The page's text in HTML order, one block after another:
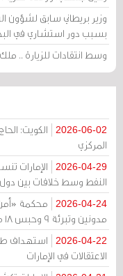
وزير بريطاني سابق
بسبب دور استشاري في
وسط انتقادات للزيارة ..
2026-06-02
الكويت:
المركزي
2026-04-29
الإمارات
النفط وسط خلافات بين دول
2026-04-24
مدونين وتبرئة 9 وحبس 18 متهماً بالتعاطف مع إيران
2026-04-22
استهداف
الاعتقالات في الإمارات